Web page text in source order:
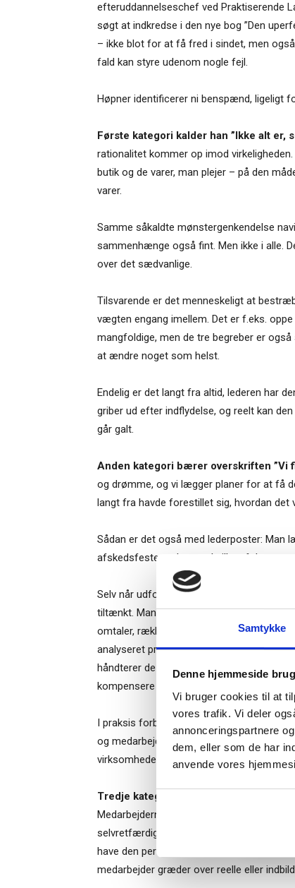
Samtykke
Denne hjemmeside
Vi bruger cookies til at
vores trafik. Vi deler
annonceringspartnere
dem, eller som de har
anvende vores
efteruddannelseschef ved Praktiserende
søgt at indkredse i den nye bog ”Den
– ikke blot for at få fred i sindet, men
fald kan styre udenom nogle fejl.
Høpner identificerer ni benspænd, ligeligt
Første kategori kalder han ”Ikke alt er,
rationalitet kommer op imod
butik og de varer, man plejer – på den
varer.
Samme såkaldte mønstergenkendelse
sammenhænge også fint. Men ikke i alle.
over det sædvanlige.
Tilsvarende er det menneskeligt at
vægten engang imellem. Det er f.eks.
mangfoldige, men de tre begreber er
at ændre noget som helst.
Endelig er det langt fra altid, lederen har
griber ud efter indflydelse, og reelt kan
går galt.
Anden kategori bærer overskriften ”Vi
og drømme, og vi lægger planer for at få
langt fra havde forestillet sig, hvordan det
Sådan er det også med lederposter: Man
afskedsfesten taler om, hvilke af dem,
Selv når udfordringer og opgaver er, som
tiltænkt. Man mangler simpelthen tid og
omtaler, rækker videre end til konkrete
analyseret problemstillinger til bunds. Et
håndterer de fejl, der uvægerligt følger. I
kompensere for dem.
I praksis forbliver de ofte uløselige, og
og medarbejdere ender med at regne
virksomhedens kultur og praksis.
Tredje kategori kalder Høpner ”Når det
Medarbejderne er også mennesker, der
selvretfærdige eller manipulerer for at få
have den perfekte analyse af, hvad der
medarbejder græder over reelle eller
–
Når du